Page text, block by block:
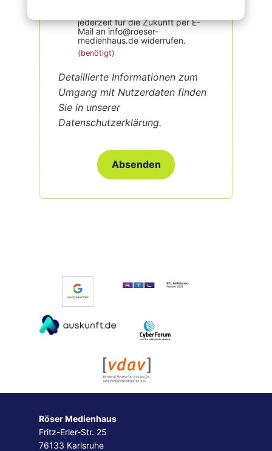
jederzeit für die Zukunft per E-
Mail an info@roeser-
medienhaus.de widerrufen.
Detaillierte Informationen zum
Umgang mit Nutzerdaten finden
Sie in unserer
Datenschutzerklärung.
Absenden
Röser Medienhaus
Fritz-Erler-Str. 25
76133 Karlsruhe